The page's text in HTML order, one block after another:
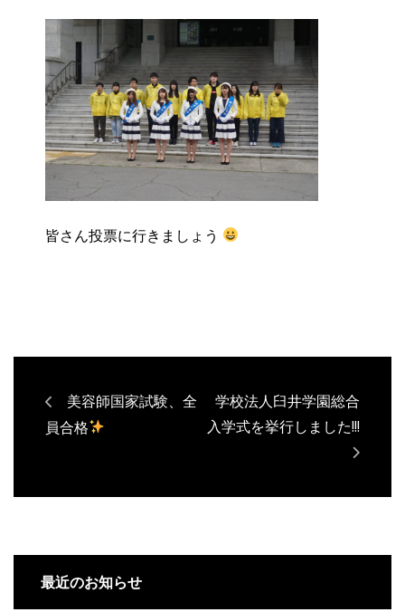
皆さん投票に行きましょう
美容師国家試験、全
員合格
学校法人臼井学園総合
入学式を挙行しました!!!
最近のお知らせ